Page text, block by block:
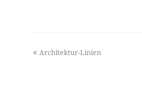
previous
Architektur-Linien